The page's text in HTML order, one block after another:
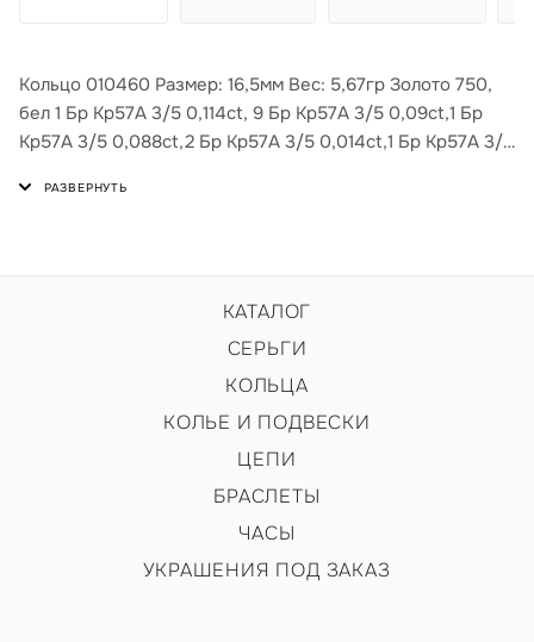
Кольцо 010460 Размер: 16,5мм Вес: 5,67гр Золото 750,
бел 1 Бр Кр57А 3/5 0,114ct, 9 Бр Кр57А 3/5 0,09ct,1 Бр
Кр57А 3/5 0,088ct,2 Бр Кр57А 3/5 0,014ct,1 Бр Кр57А 3/5
КАТАЛОГ
СЕРЬГИ
КОЛЬЦА
КОЛЬЕ И ПОДВЕСКИ
ЦЕПИ
БРАСЛЕТЫ
ЧАСЫ
УКРАШЕНИЯ ПОД ЗАКАЗ